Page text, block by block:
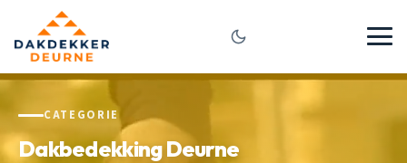
CATEGORIE
Dakbedekking Deurne